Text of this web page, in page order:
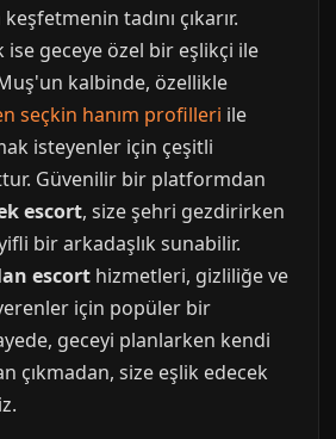
tadını çıkarır.
ise geceye özel bir eşlikçi ile
kalbinde, özellikle
seçkin hanım profilleri ile
isteyenler için çeşitli
Güvenilir bir platformdan
escort, size şehri gezdirirken
bir arkadaşlık sunabilir.
escort hizmetleri, gizliliğe ve
için popüler bir
geceyi planlarken kendi
çıkmadan, size eşlik edecek